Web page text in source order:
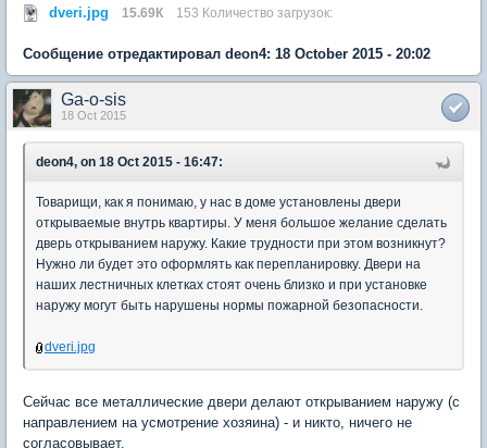
dveri.jpg 15.69К 153 Количество загрузок:
Сообщение отредактировал deon4: 18 October 2015 - 20:02
Ga-o-sis
18 Oct 2015
deon4, on 18 Oct 2015 - 16:47:
Товарищи, как я понимаю, у нас в доме установлены двери
открываемые внутрь квартиры. У меня большое желание сделать
дверь открыванием наружу. Какие трудности при этом возникнут?
Нужно ли будет это оформлять как перепланировку. Двери на
наших лестничных клетках стоят очень близко и при установке
наружу могут быть нарушены нормы пожарной безопасности.
dveri.jpg
Сейчас все металлические двери делают открыванием наружу (с
направлением на усмотрение хозяина) - и никто, ничего не
согласовывает.